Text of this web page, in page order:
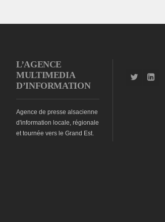
L’AGENCE
MULTIMEDIA
D’INFORMATION
Agence de presse alsacienne
d'information locale, régionale
et tournée vers le Grand Est.